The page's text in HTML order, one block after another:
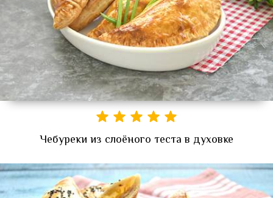
Чебуреки из слоёного теста в духовке